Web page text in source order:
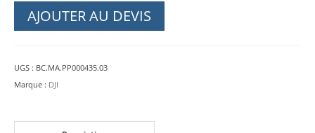
Cable
AJOUTER AU DEVIS
UGS : BC.MA.PP000435.03
Marque : DJI